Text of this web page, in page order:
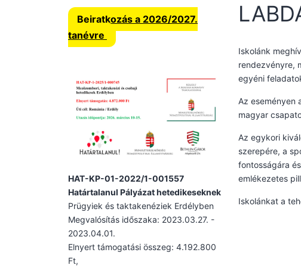
Beiratkozás a 2026/2027.
tanévre
HAT-KP-01-2022/1-001557
Határtalanul Pályázat hetedikeseknek
Prügyiek és taktakenéziek Erdélyben
Megvalósítás időszaka: 2023.03.27. -
2023.04.01.
Elnyert támogatási összeg: 4.192.800
Ft,
Iskolánk
rendezvényre,
egyéni
Az eseményen
magyar
Az egykori
szerepére, a
fontosságára
emlékezetes
Iskolánkat a